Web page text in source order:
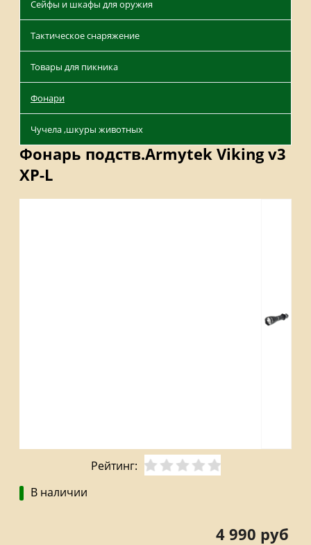
Сейфы и шкафы для оружия
Тактическое снаряжение
Товары для пикника
Фонари
Чучела ,шкуры животных
Фонарь подств.Armytek Viking v3
XP-L
Описание Отзывы Наличие на складах
Рейтинг:
В наличии
4 990 руб